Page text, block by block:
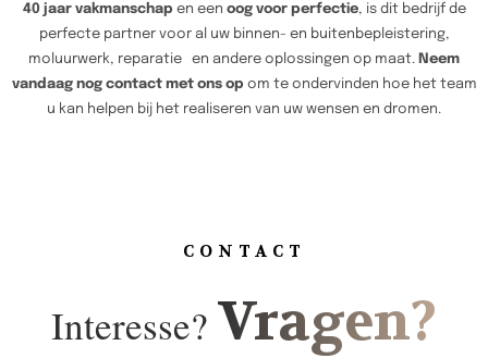
40 jaar vakmanschap en een oog voor perfectie, is dit bedrijf de
perfecte partner voor al uw binnen- en buitenbepleistering,
moluurwerk, reparatie en andere oplossingen op maat. Neem
vandaag nog contact met ons op om te ondervinden hoe het team
u kan helpen bij het realiseren van uw wensen en dromen.
CONTACT
Interesse? Vragen?